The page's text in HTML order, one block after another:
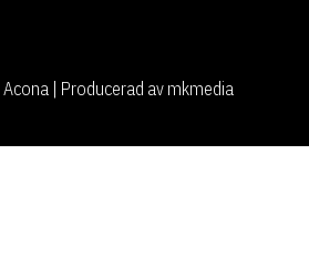
| Producerad av mkmedia